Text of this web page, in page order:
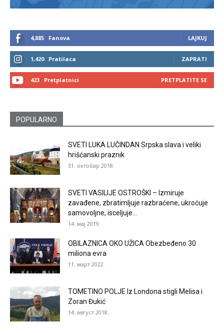
4,885 Fanova LAJKUJ
1,420 Pratilaca ZAPRATI
423 Pretplatnici PRETPLATITE SE
POPULARNO
SVETI LUKA LUČINDAN Srpska slava i veliki
hrišćanski praznik
31. октобар 2018.
SVETI VASILIJE OSTROŠKI – Izmiruje
zavađene, zbratimljuje razbraćene, ukroćuje
samovoljne, isceljuje...
14. мај 2019.
OBILAZNICA OKO UŽICA Obezbeđeno 30
miliona evra
11. март 2022.
TOMETINO POLJE Iz Londona stigli Melisa i
Zoran Đukić
14. август 2018.